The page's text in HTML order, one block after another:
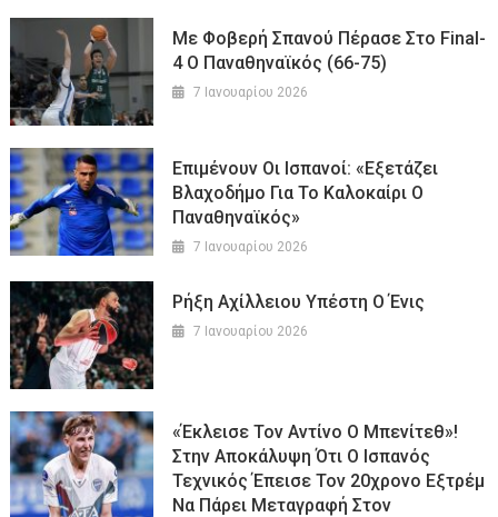
Με Φοβερή Σπανού Πέρασε Στο Final-
4 Ο Παναθηναϊκός (66-75)
7 Ιανουαρίου 2026
Επιμένουν Οι Ισπανοί: «Εξετάζει
Βλαχοδήμο Για Το Καλοκαίρι Ο
Παναθηναϊκός»
7 Ιανουαρίου 2026
Ρήξη Αχίλλειου Υπέστη Ο Ένις
7 Ιανουαρίου 2026
«Έκλεισε Τον Αντίνο Ο Μπενίτεθ»!
Στην Αποκάλυψη Ότι Ο Ισπανός
Τεχνικός Έπεισε Τον 20χρονο Εξτρέμ
Να Πάρει Μεταγραφή Στον